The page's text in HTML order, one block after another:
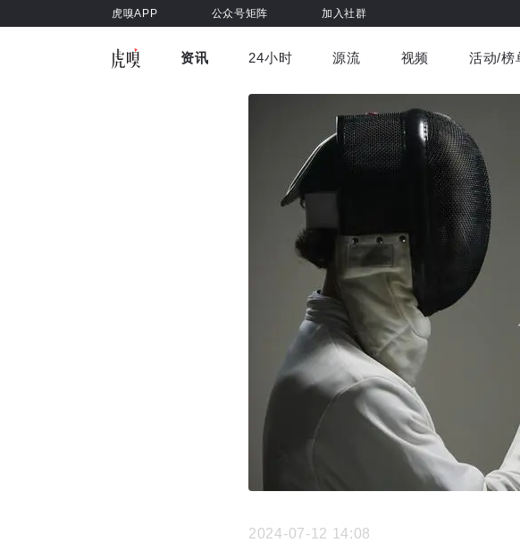
虎嗅APP 公众号矩阵 加入社群
资讯
车与出行 商业消费 社
书影音
24小时 源流 视频
虎嗅视界
活动/榜
2024-07-12 14:08